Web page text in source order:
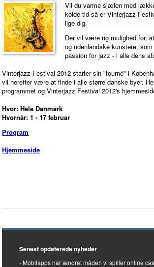
Vil du varme sjælen med
kolde tid så er Vinterjazz
lige dig.
Der vil være rig mulighed for,
og udenlandske kunstere,
passion for jazz - i alle dens
Vinterjazz Festival 2012 starter sin "tourné" i
vil herefter være at finde i alle større danske byer.
programmet og Vinterjazz Festival 2012's
Hvor: Hele Danmark
Hvornår: 1 - 17 februar
Program
Hjemmeside
Senest opdaterede nyheder
Mobilapps har ændret måden vi spiller online